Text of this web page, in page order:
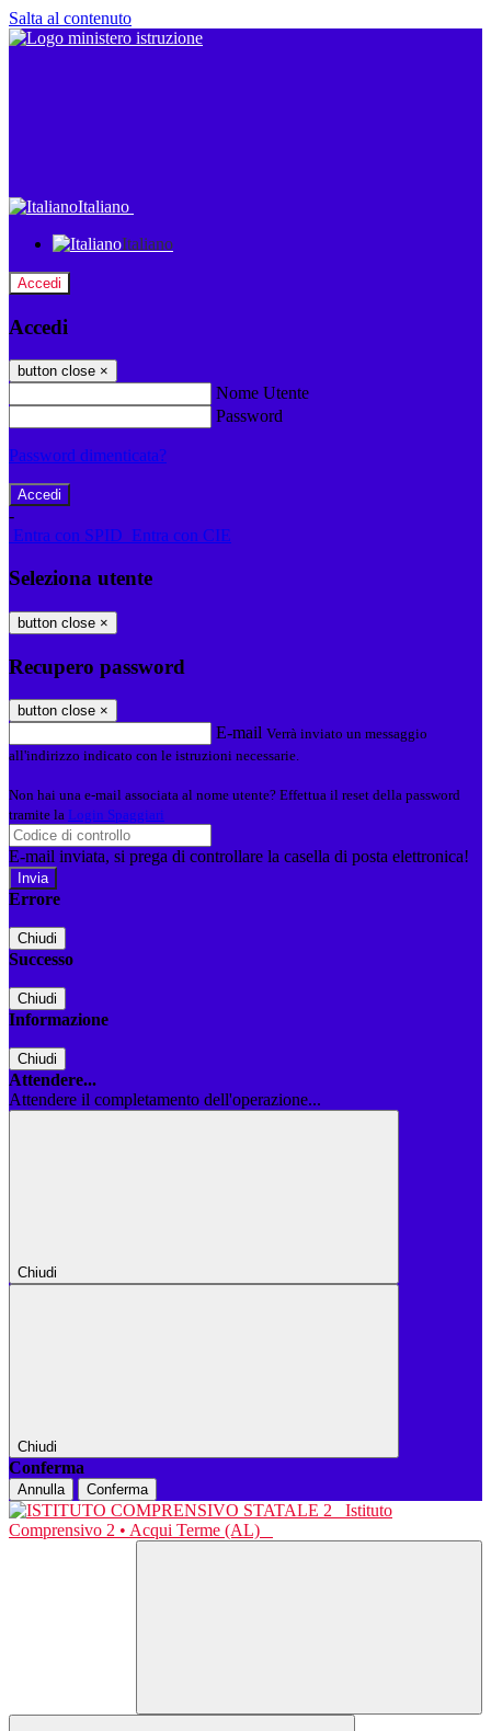
Salta al contenuto
Italiano
Italiano
Accedi
Accedi
button close ×
Nome Utente
Password
Password dimenticata?
-
Entra con SPID Entra con CIE
Seleziona utente
button close ×
Recupero password
button close ×
E-mail Verrà inviato un messaggio
all'indirizzo indicato con le istruzioni necessarie.
Non hai una e-mail associata al nome utente? Effettua il reset della password
tramite la Login Spaggiari
E-mail inviata, si prega di controllare la casella di posta elettronica!
Errore
Chiudi
Successo
Chiudi
Informazione
Chiudi
Attendere...
Attendere il completamento dell'operazione...
Chiudi
Chiudi
Conferma
Annulla Conferma
Istituto
Comprensivo 2 • Acqui Terme (AL)